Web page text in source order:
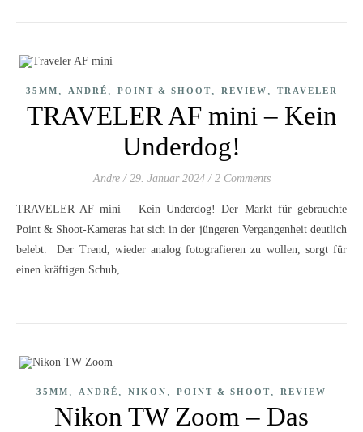
35MM , ANDRÉ , POINT & SHOOT, REVIEW , TRAVELER
TRAVELER AF mini – Kein
Underdog!
Andre / 29. Januar 2024 / 2 Comments
TRAVELER AF mini – Kein Underdog! Der Markt für gebrauchte
Point & Shoot-Kameras hat sich in der jüngeren Vergangenheit deutlich
belebt. Der Trend, wieder analog fotografieren zu wollen, sorgt für
einen kräftigen Schub,…
35MM , ANDRÉ , NIKON , POINT & SHOOT, REVIEW
Nikon TW Zoom – Das